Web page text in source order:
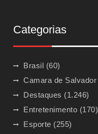
Categorias
Brasil (60)
Camara de Salvador
Destaques (1.246)
Entretenimento (170)
Esporte (255)